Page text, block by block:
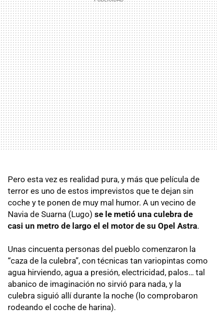
Pero esta vez es realidad pura, y más que película de
terror es uno de estos imprevistos que te dejan sin
coche y te ponen de muy mal humor. A un vecino de
Navia de Suarna (Lugo) se le metió una culebra de
casi un metro de largo el el motor de su Opel Astra.
Unas cincuenta personas del pueblo comenzaron la
“caza de la culebra”, con técnicas tan variopintas como
agua hirviendo, agua a presión, electricidad, palos… tal
abanico de imaginación no sirvió para nada, y la
culebra siguió allí durante la noche (lo comprobaron
rodeando el coche de harina).